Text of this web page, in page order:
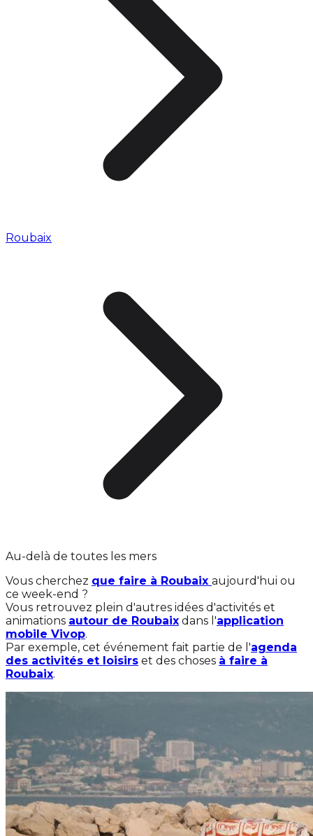
Roubaix
Au-delà de toutes les mers
Vous cherchez que faire à Roubaix aujourd'hui ou
ce week-end ?
Vous retrouvez plein d'autres idées d'activités et
animations autour de Roubaix dans l'application
mobile Vivop.
Par exemple, cet événement fait partie de l'agenda
des activités et loisirs et des choses à faire à
Roubaix.